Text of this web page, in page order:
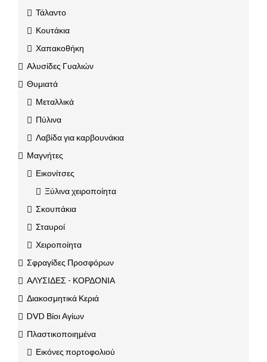
Τάλαντο
Κουτάκια
Χαπακοθήκη
Αλυσίδες Γυαλιών
Θυμιατά
Μεταλλικά
Πύλινα
Λαβίδα για καρβουνάκια
Μαγνήτες
Εικονίτσες
Ξύλινα χειροποίητα
Σκουπάκια
Σταυροί
Χειροποίητα
Σφραγίδες Προσφόρων
ΑΛΥΣΙΔΕΣ - ΚΟΡΔΟΝΙΑ
Διακοσμητικά Κεριά
DVD Βίοι Αγίων
Πλαστικοποιημένα
Εικόνες πορτοφολιού